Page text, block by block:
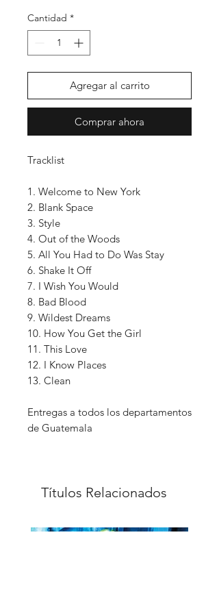
Cantidad *
Agregar al carrito
Comprar ahora
Tracklist
1. Welcome to New York
2. Blank Space
3. Style
4. Out of the Woods
5. All You Had to Do Was Stay
6. Shake It Off
7. I Wish You Would
8. Bad Blood
9. Wildest Dreams
10. How You Get the Girl
11. This Love
12. I Know Places
13. Clean
Entregas a todos los departamentos
de Guatemala
Títulos Relacionados